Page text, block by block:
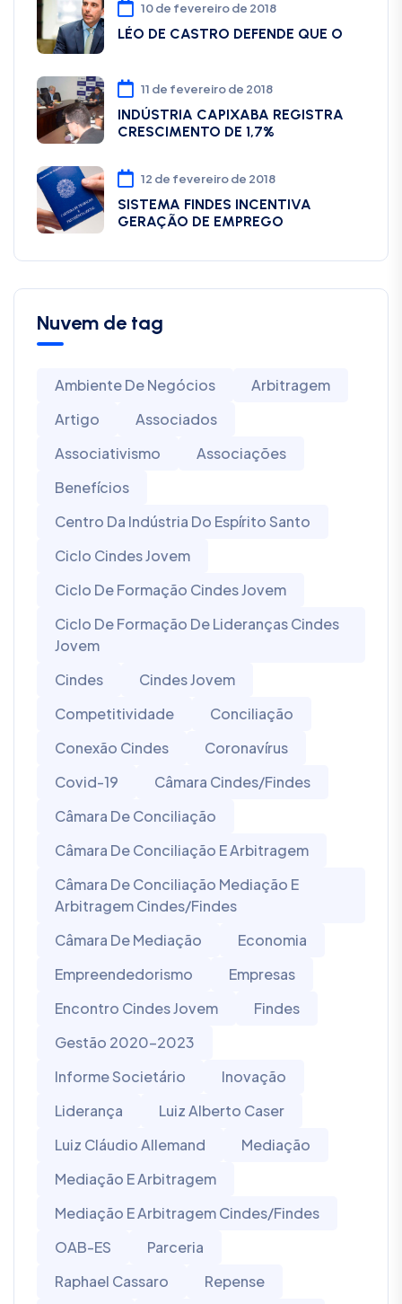
10 de fevereiro de 2018
LÉO DE CASTRO DEFENDE QUE O
11 de fevereiro de 2018
INDÚSTRIA CAPIXABA REGISTRA
CRESCIMENTO DE 1,7%
12 de fevereiro de 2018
SISTEMA FINDES INCENTIVA
GERAÇÃO DE EMPREGO
Nuvem de tag
Ambiente De Negócios
Arbitragem
Artigo
Associados
Associativismo
Associações
Benefícios
Centro Da Indústria Do Espírito Santo
Ciclo Cindes Jovem
Ciclo De Formação Cindes Jovem
Ciclo De Formação De Lideranças Cindes
Jovem
Cindes
Cindes Jovem
Competitividade
Conciliação
Conexão Cindes
Coronavírus
Covid-19
Câmara Cindes/Findes
Câmara De Conciliação
Câmara De Conciliação E Arbitragem
Câmara De Conciliação Mediação E
Arbitragem Cindes/Findes
Câmara De Mediação
Economia
Empreendedorismo
Empresas
Encontro Cindes Jovem
Findes
Gestão 2020-2023
Informe Societário
Inovação
Liderança
Luiz Alberto Caser
Luiz Cláudio Allemand
Mediação
Mediação E Arbitragem
Mediação E Arbitragem Cindes/Findes
OAB-ES
Parceria
Raphael Cassaro
Repense